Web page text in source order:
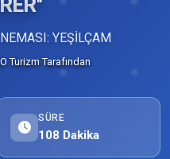
YEŞİLÇAM
Turizm Tarafından
SÜRE
108 Dakika